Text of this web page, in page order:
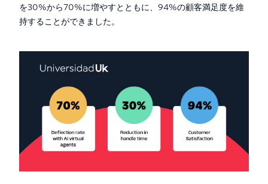
を30%から70%に増やすとともに、94%の顧客満足度を維
持することができました。